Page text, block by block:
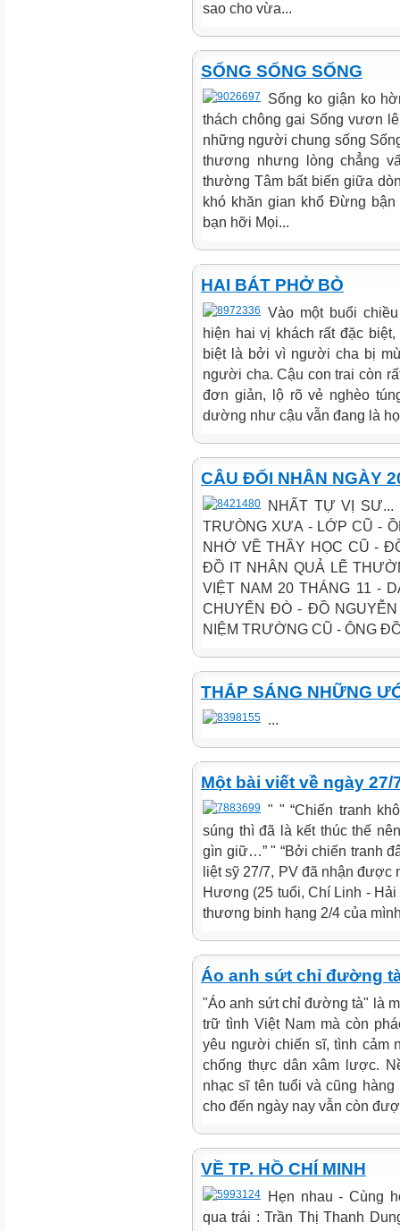
sao cho vừa...
SỐNG SỐNG SỐNG
Sống ko giận ko
thách chông gai Sống vươn
những người chung sống
thương nhưng lòng chẳng
thường Tâm bất biến giữa
khó khăn gian khổ Đừng
bạn hỡi Mọi...
HAI BÁT PHỞ BÒ
Vào một buổi
hiện hai vị khách rất đặc
biệt là bởi vì người cha bị
người cha. Cậu con trai còn
đơn giản, lộ rõ vẻ nghèo
dường như cậu vẫn đang là
CÂU ĐỐI NHÂN NGÀY
NHẤT TỰ VỊ SƯ...
TRƯÒNG XƯA - LỚP CŨ -
NHỚ VỀ THẦY HỌC CŨ -
ĐỒ IT NHÂN QUẢ LẼ
VIỆT NAM 20 THÁNG 11 -
CHUYẾN ĐÒ - ĐỒ
NIỆM TRƯỜNG CŨ - ÔNG
THẮP SÁNG NHỮNG
...
Một bài viết về ngày
" " “Chiến tranh
súng thì đã là kết thúc thế
gìn giữ…” " “Bởi chiến tranh
liệt sỹ 27/7, PV đã nhận được
Hương (25 tuổi, Chí Linh -
thương binh hạng 2/4 của
Áo anh sứt chỉ đường
"Áo anh sứt chỉ đường tà" là
trữ tình Việt Nam mà còn
yêu người chiến sĩ, tình cảm
chống thực dân xâm lược.
nhạc sĩ tên tuổi và cũng
cho đến ngày nay vẫn còn
VỀ TP. HỒ CHÍ MINH
Hẹn nhau - Cùng
qua trái : Trần Thị Thanh